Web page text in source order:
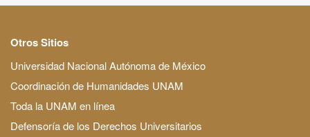
Otros Sitios
Universidad Nacional Autónoma de México
Coordinación de Humanidades UNAM
Toda la UNAM en línea
Defensoría de los Derechos Universitarios